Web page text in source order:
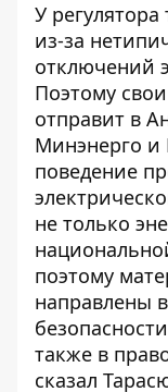
У
из-за
отключений
Поэтому
отправит в
Минэнерго и
поведение
не только
поэтому
направлены
также в
сказал